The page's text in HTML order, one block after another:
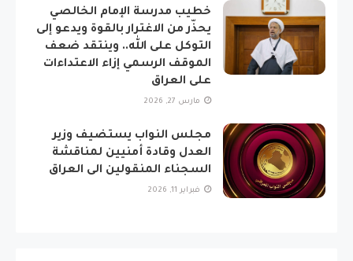
خطيب مدرسة الإمام الخالصي
يحذّر من الاغترار بالقوة ويدعو إلى
التوكل على الله.. وينتقد ضعف
الموقف الرسمي إزاء الاعتداءات
على العراق
مارس 27, 2026
مجلس النواب يستضيف وزير
العدل وقادة أمنيين لمناقشة
السجناء المنقولين الى العراق
فبراير 11, 2026